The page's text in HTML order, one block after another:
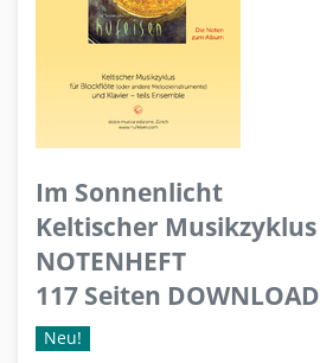
Im Sonnenlicht
Keltischer Musikzyklus
NOTENHEFT
117 Seiten DOWNLOAD
Neu!